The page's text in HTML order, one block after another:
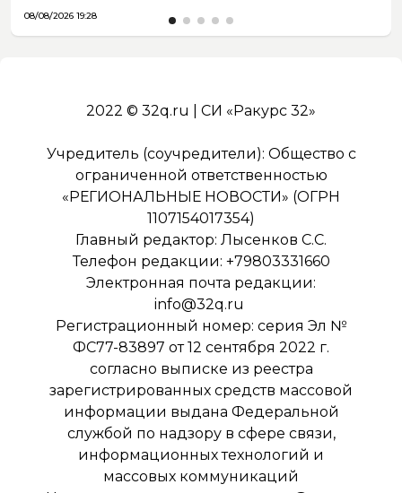
08/08/2026 19:28
2022 © 32q.ru | СИ «Ракурс 32»
Учредитель (соучредители): Общество с
ограниченной ответственностью
«РЕГИОНАЛЬНЫЕ НОВОСТИ» (ОГРН
1107154017354)
Главный редактор: Лысенков С.С.
Телефон редакции: +79803331660
Электронная почта редакции:
info@32q.ru
Регистрационный номер: серия Эл №
ФС77-83897 от 12 сентября 2022 г.
согласно выписке из реестра
зарегистрированных средств массовой
информации выдана Федеральной
службой по надзору в сфере связи,
информационных технологий и
массовых коммуникаций